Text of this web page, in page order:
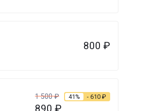
800 ₽
1 500₽ 41% - 610 ₽
890 ₽